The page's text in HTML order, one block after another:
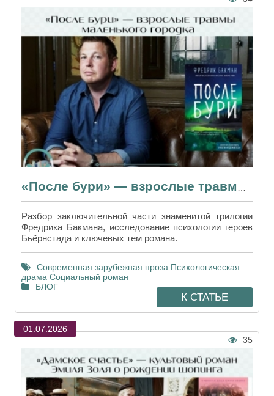
«После бури» — взрослые травмы маленького городка
Разбор заключительной части знаменитой трилогии
Фредрика Бакмана, исследование психологии героев
Бьёрнстада и ключевых тем романа.
Современная зарубежная проза Психологическая
драма Социальный роман
БЛОГ
К СТАТЬЕ
01.07.2026
35